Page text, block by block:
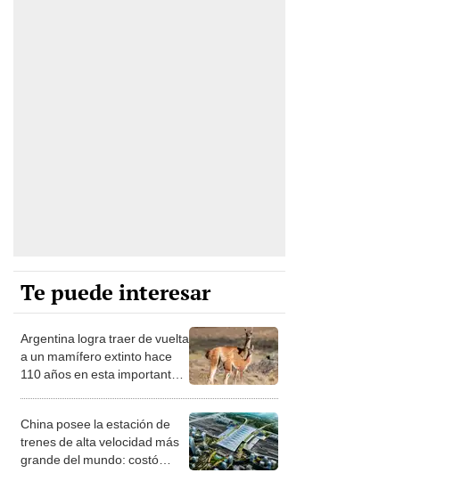
Te puede interesar
Argentina logra traer de vuelta
a un mamífero extinto hace
110 años en esta importante
China posee la estación de
trenes de alta velocidad más
grande del mundo: costó